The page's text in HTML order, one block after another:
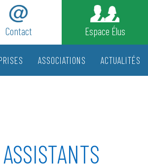
Contact Espace Élus
ASSOCIATIONS ACTUALITÉS